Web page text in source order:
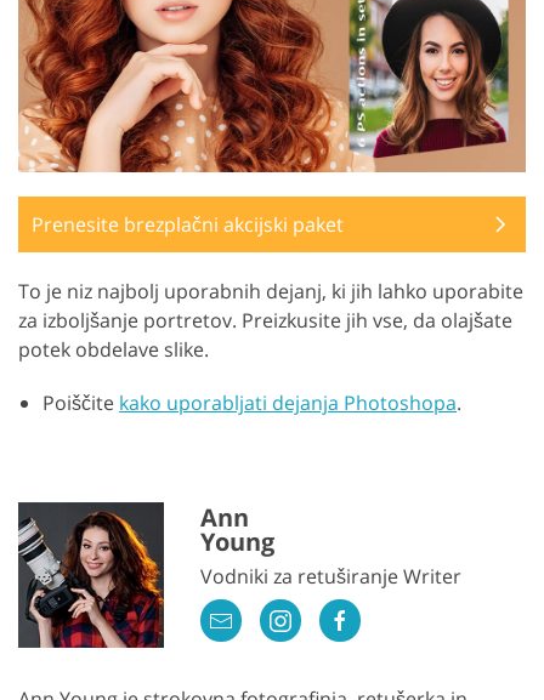
Prenesite brezplačni akcijski paket
To je niz najbolj uporabnih dejanj, ki jih lahko uporabite
za izboljšanje portretov. Preizkusite jih vse, da olajšate
potek obdelave slike.
Poiščite kako uporabljati dejanja Photoshopa.
Ann
Young
Vodniki za retuširanje Writer